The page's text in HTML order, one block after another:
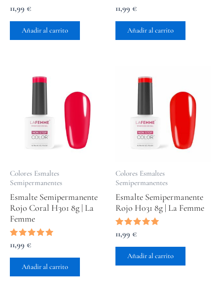
Valorado
con
5.00
de 5
11,99 €
Añadir al carrito
Valorado
con
5.00
de 5
11,99 €
Añadir al carrito
Colores Esmaltes
Semipermanentes
Esmalte Semipermanente
Rojo Coral H301 8g | La
Femme
Valorado
con
5.00
de 5
11,99 €
Añadir al carrito
Colores Esmaltes
Semipermanentes
Esmalte Semipermanente
Rojo H031 8g | La Femme
Valorado
con
5.00
de 5
11,99 €
Añadir al carrito